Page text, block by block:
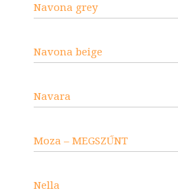
Navona grey
Navona beige
Navara
Moza – MEGSZŰNT
Nella